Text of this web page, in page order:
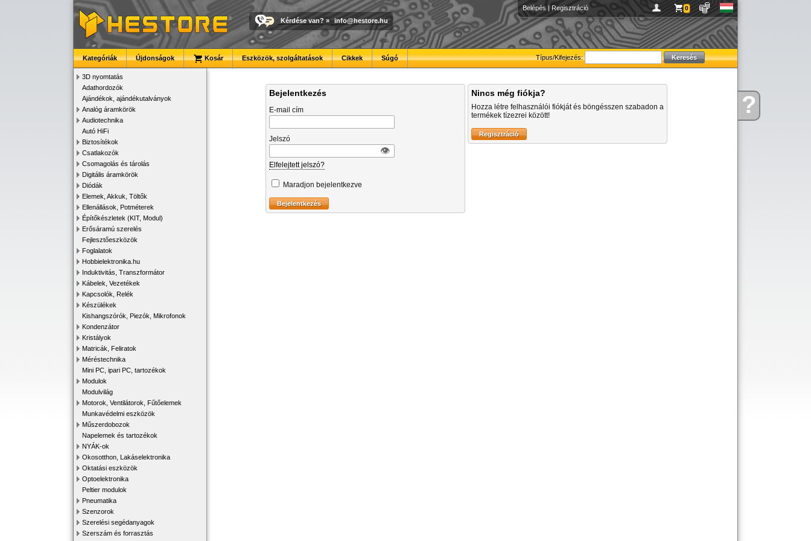
Kérdése?
Belépés | Regisztráció 0
Kérdése van? » info@hestore.hu
Típus/Kifejezés:
Kategóriák Újdonságok Kosár Eszközök, szolgáltatások Cikkek Súgó
3D nyomtatás
Adathordozók
Ajándékok, ajándékutalványok
Analóg áramkörök
Audiotechnika
Autó HiFi
Biztosítékok
Csatlakozók
Csomagolás és tárolás
Digitális áramkörök
Diódák
Elemek, Akkuk, Töltők
Ellenállások, Potméterek
Építőkészletek (KIT, Modul)
Erősáramú szerelés
Fejlesztőeszközök
Foglalatok
Hobbielektronika.hu
Induktivitás, Transzformátor
Kábelek, Vezetékek
Kapcsolók, Relék
Készülékek
Kishangszórók, Piezók, Mikrofonok
Kondenzátor
Kristályok
Matricák, Feliratok
Méréstechnika
Mini PC, ipari PC, tartozékok
Modulok
Modulvilág
Motorok, Ventilátorok, Fűtőelemek
Munkavédelmi eszközök
Műszerdobozok
Napelemek és tartozékok
NYÁK-ok
Okosotthon, Lakáselektronika
Oktatási eszközök
Optoelektronika
Peltier modulok
Pneumatika
Szenzorok
Szerelési segédanyagok
Szerszám és forrasztás
Bejelentkezés
E-mail cím
Jelszó
👁︎
Elfelejtett jelszó?
Maradjon bejelentkezve
Nincs még fiókja?
Hozza létre felhasználói fiókját és böngésszen szabadon a
termékek tízezrei között!